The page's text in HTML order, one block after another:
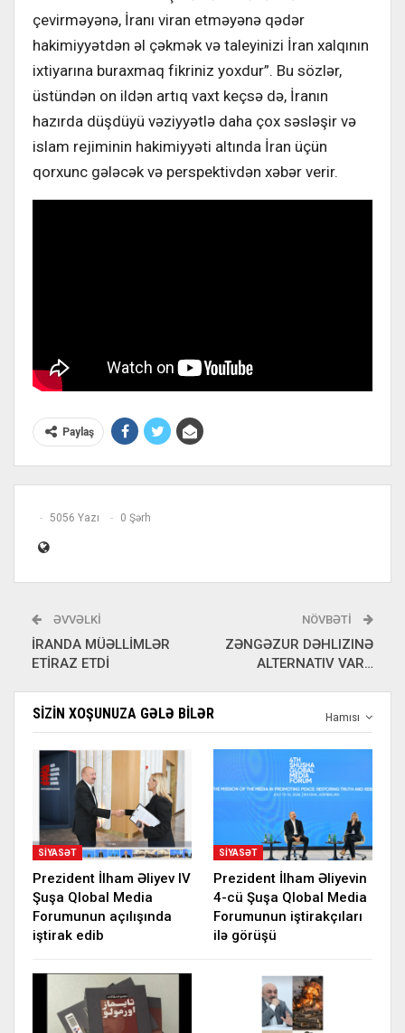
çevirməyənə, İranı viran etməyənə qədər
hakimiyyətdən əl çəkmək və taleyinizi İran xalqının
ixtiyarına buraxmaq fikriniz yoxdur”. Bu sözlər,
üstündən on ildən artıq vaxt keçsə də, İranın
hazırda düşdüyü vəziyyətlə daha çox səsləşir və
islam rejiminin hakimiyyəti altında İran üçün
qorxunc gələcək və perspektivdən xəbər verir.
Paylaş
5056 Yazı 0 Şərh
ƏVVƏLKI
İRANDA MÜƏLLİMLƏR
ETİRAZ ETDİ
NÖVBƏTI
ZƏNGƏZUR DƏHLIZINƏ
ALTERNATIV VAR…
Hamısı
SIZIN XOŞUNUZA GƏLƏ BILƏR
SIYASƏT
Prezident İlham Əliyev IV
Şuşa Qlobal Media
Forumunun açılışında
iştirak edib
SIYASƏT
Prezident İlham Əliyevin
4-cü Şuşa Qlobal Media
Forumunun iştirakçıları
ilə görüşü